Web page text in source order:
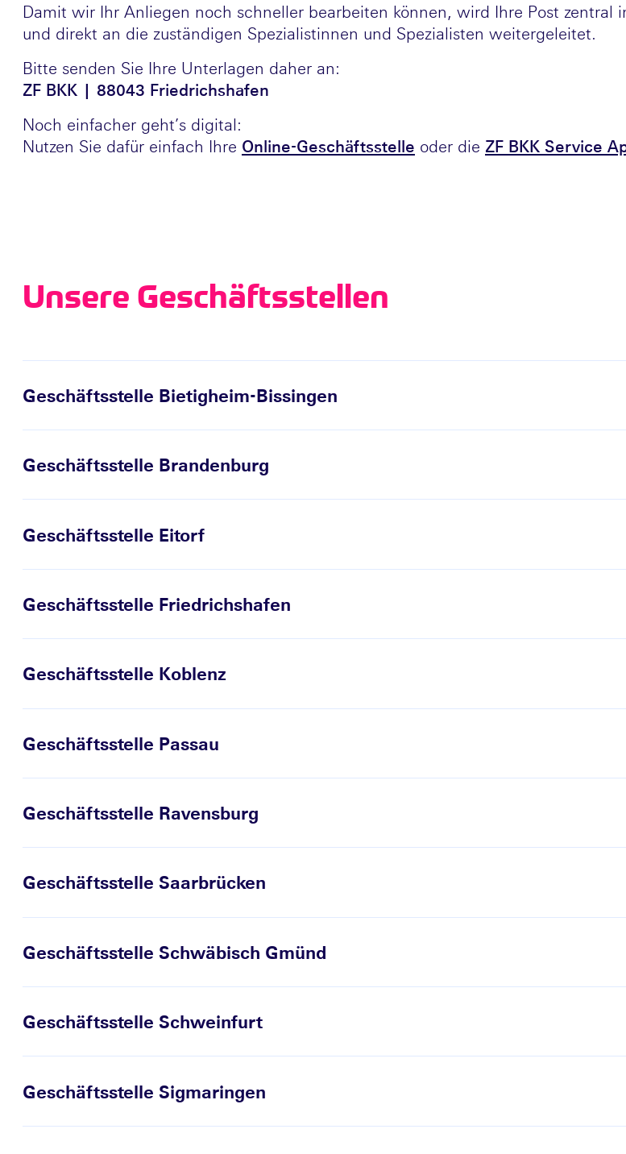
Damit wir Ihr Anliegen noch schneller bearbeiten können, wird Ihre Post
und direkt an die zuständigen Spezialistinnen und Spezialisten weitergeleitet.
Bitte senden Sie Ihre Unterlagen daher an:
ZF BKK | 88043 Friedrichshafen
Noch einfacher geht’s digital:
Nutzen Sie dafür einfach Ihre Online-Geschäftsstelle oder die ZF BKK Service
Unsere Geschäftsstellen
Geschäftsstelle Bietigheim-Bissingen
Geschäftsstelle Brandenburg
Geschäftsstelle Eitorf
Geschäftsstelle Friedrichshafen
Geschäftsstelle Koblenz
Geschäftsstelle Passau
Geschäftsstelle Ravensburg
Geschäftsstelle Saarbrücken
Geschäftsstelle Schwäbisch Gmünd
Geschäftsstelle Schweinfurt
Geschäftsstelle Sigmaringen